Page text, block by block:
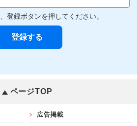
登録ボタンを押してください。
ページTOP
広告掲載